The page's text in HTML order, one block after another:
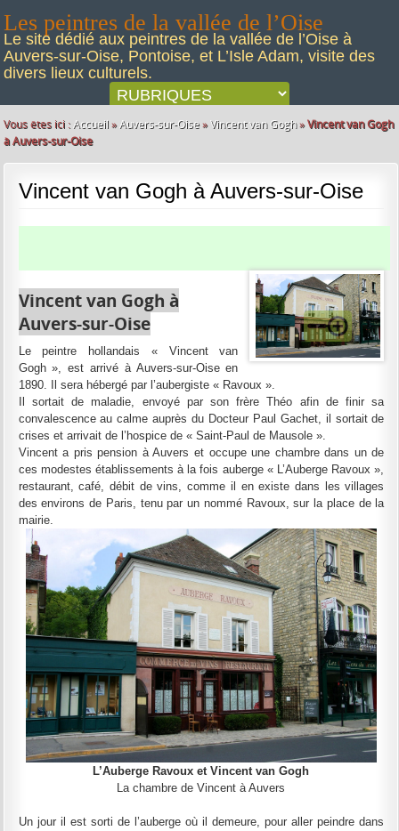
Les peintres de la vallée de l’Oise
Le site dédié aux peintres de la vallée de l’Oise à
Auvers-sur-Oise, Pontoise, et L’Isle Adam, visite des
divers lieux culturels.
Vous êtes ici : Accueil » Auvers-sur-Oise »Vincent van Gogh»Vincent van Gogh
à Auvers-sur-Oise
Vincent van Gogh à Auvers-sur-Oise
Vincentvan Gogh à
Auvers-sur-Oise
Le peintre hollandais « Vincent van
Gogh », est arrivé à Auvers-sur-Oise en
1890. Il sera hébergé par l’aubergiste « Ravoux ».
Il sortait de maladie, envoyé par son frère Théo afin de finir sa
convalescence au calme auprès du Docteur Paul Gachet, il sortait de
crises et arrivait de l’hospice de « Saint-Paul de Mausole ».
Vincent a pris pension à Auvers et occupe une chambre dans un de
ces modestes établissements à la fois auberge « L’Auberge Ravoux »,
restaurant, café, débit de vins, comme il en existe dans les villages
des environs de Paris, tenu par un nommé Ravoux, sur la place de la
mairie.
L’Auberge Ravoux et Vincent van Gogh
La chambre de Vincent à Auvers
Un jour il est sorti de l’auberge où il demeure, pour aller peindre dans